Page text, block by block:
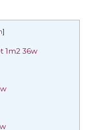
]
1m2 36w